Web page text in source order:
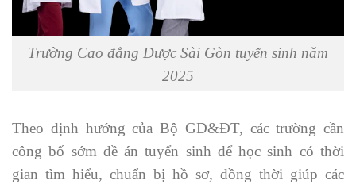
Trường Cao đẳng Dược Sài Gòn tuyển sinh năm
2025
Theo định hướng của Bộ GD&ĐT, các trường cần
công bố sớm đề án tuyển sinh để học sinh có thời
gian tìm hiểu, chuẩn bị hồ sơ, đồng thời giúp các